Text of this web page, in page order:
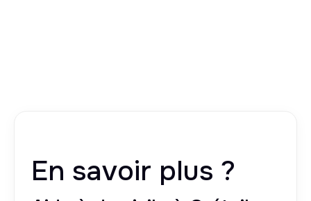
En savoir plus ?